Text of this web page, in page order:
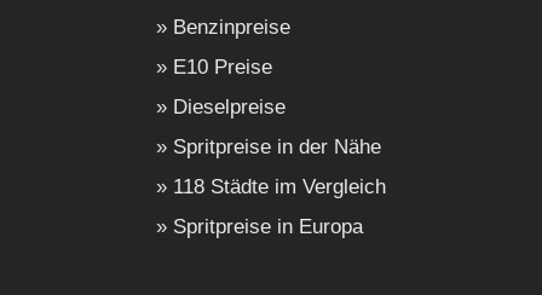
Benzinpreise
E10 Preise
Dieselpreise
Spritpreise in der Nähe
118 Städte im Vergleich
Spritpreise in Europa